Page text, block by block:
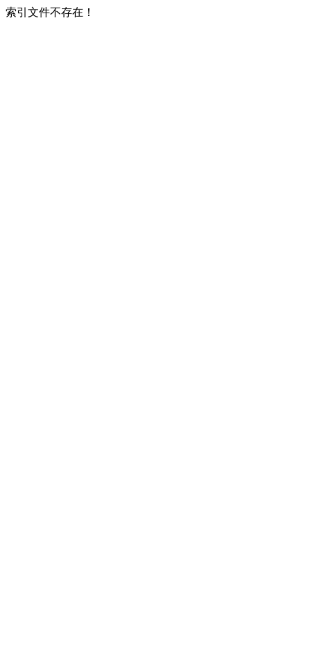
索引文件不存在！